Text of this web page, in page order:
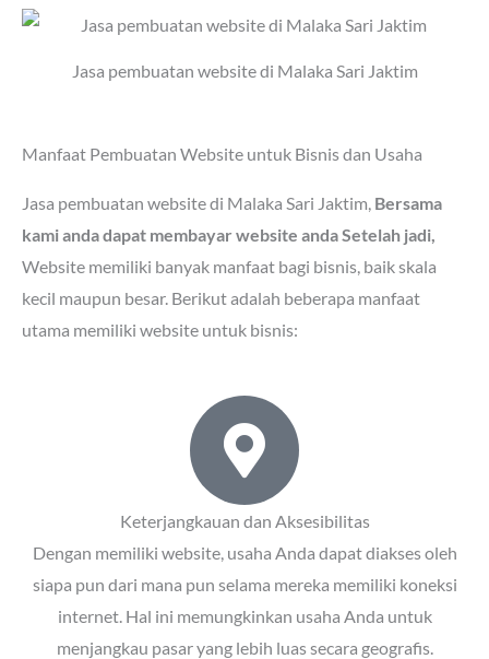
Jasa pembuatan website di Malaka Sari Jaktim
Manfaat Pembuatan Website untuk Bisnis dan Usaha
Jasa pembuatan website di Malaka Sari Jaktim, Bersama
kami anda dapat membayar website anda Setelah jadi,
Website memiliki banyak manfaat bagi bisnis, baik skala
kecil maupun besar. Berikut adalah beberapa manfaat
utama memiliki website untuk bisnis:
Keterjangkauan dan Aksesibilitas
Dengan memiliki website, usaha Anda dapat diakses oleh
siapa pun dari mana pun selama mereka memiliki koneksi
internet. Hal ini memungkinkan usaha Anda untuk
menjangkau pasar yang lebih luas secara geografis.